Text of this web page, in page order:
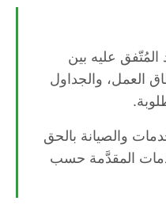
المُتّفق عليه بين
العمل، والجداول
والصيانة بالحق
المقدَّمة حسب